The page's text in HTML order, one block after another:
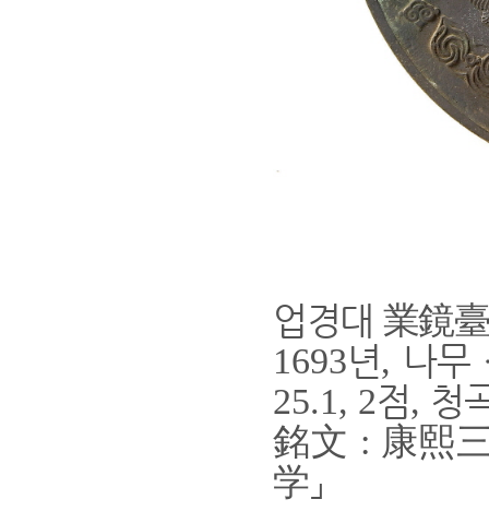
업경대 業鏡臺
1693년, 나무
25.1, 2점, 청
銘文 : 康熙
学 」